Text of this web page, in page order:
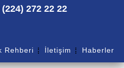
272 22 22
Rehberi İletişim Haberler